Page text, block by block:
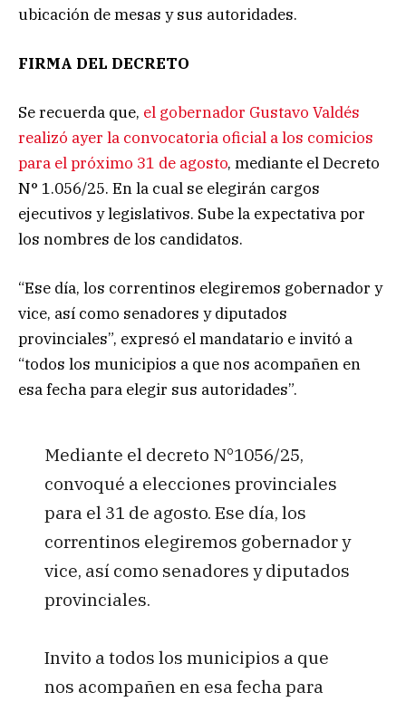
ubicación de mesas y sus autoridades.
FIRMA DEL DECRETO
Se recuerda que, el gobernador Gustavo Valdés
realizó ayer la convocatoria oficial a los comicios
para el próximo 31 de agosto, mediante el Decreto
N° 1.056/25. En la cual se elegirán cargos
ejecutivos y legislativos. Sube la expectativa por
los nombres de los candidatos.
“Ese día, los correntinos elegiremos gobernador y
vice, así como senadores y diputados
provinciales”, expresó el mandatario e invitó a
“todos los municipios a que nos acompañen en
esa fecha para elegir sus autoridades”.
Mediante el decreto N°1056/25,
convoqué a elecciones provinciales
para el 31 de agosto. Ese día, los
correntinos elegiremos gobernador y
vice, así como senadores y diputados
provinciales.
Invito a todos los municipios a que
nos acompañen en esa fecha para